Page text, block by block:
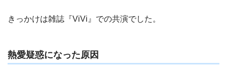
きっかけは雑誌『ViVi』での共演でした。
熱愛疑惑になった原因